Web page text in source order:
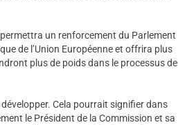
un renforcement du Parlement
de l’Union Européenne et offrira plus
plus de poids dans le processus de
Cela pourrait signifier dans
le Président de la Commission et sa